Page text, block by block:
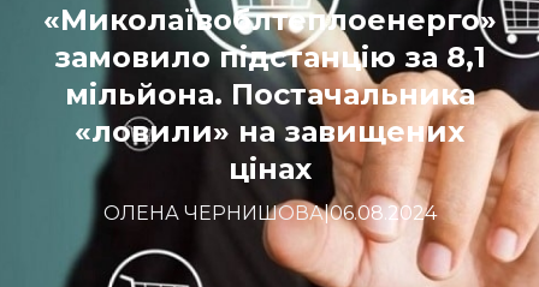
«Миколаївоблтеплоенерго»
замовило підстанцію за 8,1
мільйона. Постачальника
«ловили» на завищених
цінах
ОЛЕНА ЧЕРНИШОВА|06.08.2024